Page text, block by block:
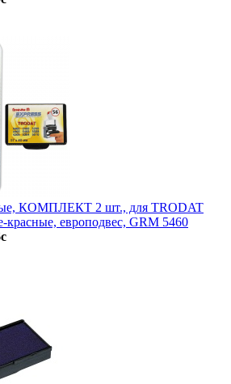
КОМПЛЕКТ 2 шт., для TRODAT
красные, европодвес, GRM 5460